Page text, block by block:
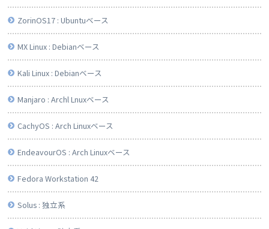
ZorinOS17 : Ubuntuベース
MX Linux : Debianベース
Kali Linux : Debianベース
Manjaro : Archl Lnuxベース
CachyOS : Arch Linuxベース
EndeavourOS : Arch Linuxベース
Fedora Workstation 42
Solus : 独立系